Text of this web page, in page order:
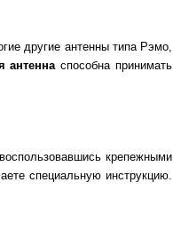
другие антенны типа Рэмо,
антеннаспособна принимать
крепежными
специальную инструкцию.